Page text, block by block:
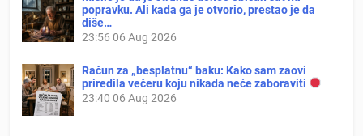
popravku. Ali kada ga je otvorio, prestao je da
diše…
23:56 06 Aug 2026
Račun za „besplatnu“ baku: Kako sam zaovi
priredila večeru koju nikada neće zaboraviti
23:40 06 Aug 2026